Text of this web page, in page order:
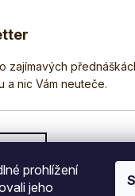
prohlížení
jeho
či slevy!
ochrany osobních údajů